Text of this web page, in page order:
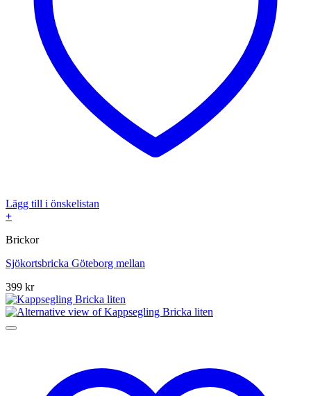
Lägg till i önskelistan
+
Brickor
Sjökortsbricka Göteborg mellan
399 kr